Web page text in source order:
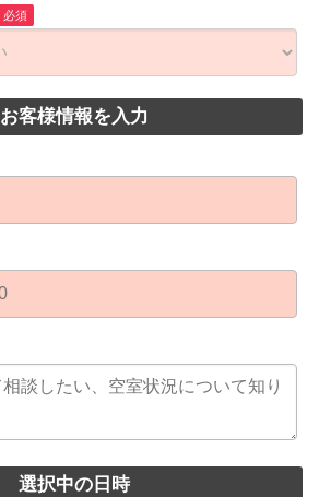
必須
お客様情報を入力
選択中の日時